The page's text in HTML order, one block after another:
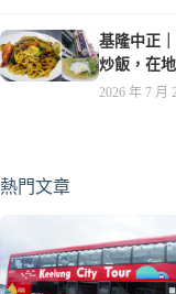
基隆中正
炒飯，在
2026 年 7 月
熱門文章